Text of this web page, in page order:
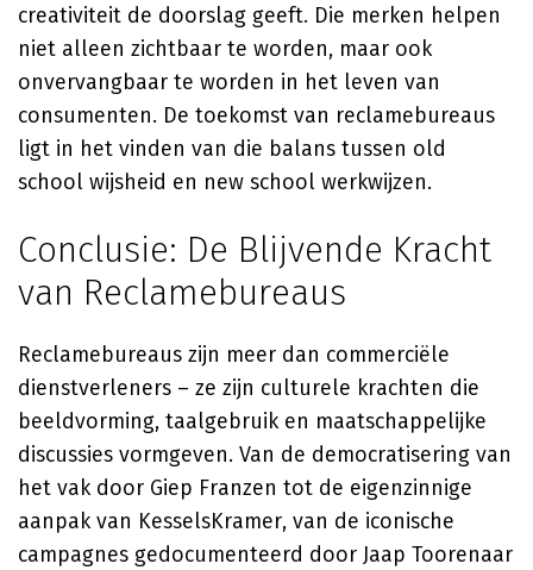
creativiteit de doorslag geeft. Die merken helpen
niet alleen zichtbaar te worden, maar ook
onvervangbaar te worden in het leven van
consumenten. De toekomst van reclamebureaus
ligt in het vinden van die balans tussen old
school wijsheid en new school werkwijzen.
Conclusie: De Blijvende Kracht
van Reclamebureaus
Reclamebureaus zijn meer dan commerciële
dienstverleners – ze zijn culturele krachten die
beeldvorming, taalgebruik en maatschappelijke
discussies vormgeven. Van de democratisering van
het vak door Giep Franzen tot de eigenzinnige
aanpak van KesselsKramer, van de iconische
campagnes gedocumenteerd door Jaap Toorenaar